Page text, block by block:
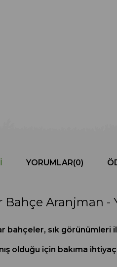
YORUMLAR(0)
Bahçe Aranjman -
bahçeler, sık
olduğu için bakıma